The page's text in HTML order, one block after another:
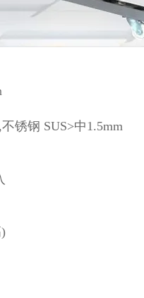
锈钢 SUS>中1.5mm